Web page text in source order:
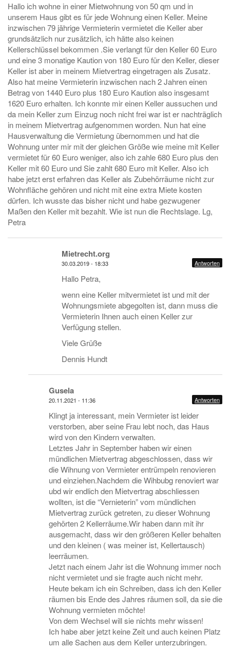
Hallo ich wohne in einer Mietwohnung von 50 qm und in
unserem Haus gibt es für jede Wohnung einen Keller. Meine
inzwischen 79 jährige Vermieterin vermietet die Keller aber
grundsätzlich nur zusätzlich, ich hätte also keinen
Kellerschlüssel bekommen .Sie verlangt für den Keller 60 Euro
und eine 3 monatige Kaution von 180 Euro für den Keller, dieser
Keller ist aber in meinem Mietvertrag eingetragen als Zusatz.
Also hat meine Vermieterin inzwischen nach 2 Jahren einen
Betrag von 1440 Euro plus 180 Euro Kaution also insgesamt
1620 Euro erhalten. Ich konnte mir einen Keller aussuchen und
da mein Keller zum Einzug noch nicht frei war ist er nachträglich
in meinem Mietvertrag aufgenommen worden. Nun hat eine
Hausverwaltung die Vermietung übernommen und hat die
Wohnung unter mir mit der gleichen Größe wie meine mit Keller
vermietet für 60 Euro weniger, also ich zahle 680 Euro plus den
Keller mit 60 Euro und Sie zahlt 680 Euro mit Keller. Also ich
habe jetzt erst erfahren das Keller als Zubehörräume nicht zur
Wohnfläche gehören und nicht mit eine extra Miete kosten
dürfen. Ich wusste das bisher nicht und habe gezwugener
Maßen den Keller mit bezahlt. Wie ist nun die Rechtslage. Lg,
Petra
Mietrecht.org
30.03.2019 - 18:33 Antworten
Hallo Petra,
wenn eine Keller mitvermietet ist und mit der
Wohnungsmiete abgegolten ist, dann muss die
Vermieterin Ihnen auch einen Keller zur
Verfügung stellen.
Viele Grüße
Dennis Hundt
Gusela
20.11.2021 - 11:36 Antworten
Klingt ja interessant, mein Vermieter ist leider
verstorben, aber seine Frau lebt noch, das Haus
wird von den Kindern verwalten.
Letztes Jahr in September haben wir einen
mündlichen Mietvertrag abgeschlossen, dass wir
die Wihnung von Vermieter entrümpeln renovieren
und einziehen.Nachdem die Wihbubg renoviert war
ubd wir endlich den Mietvertrag abschliessen
wollten, ist die “Vernieterin” vom mündlichen
Mietvertrag zurück getreten, zu dieser Wohnung
gehörten 2 Kellerräume.Wir haben dann mit ihr
ausgemacht, dass wir den größeren Keller behalten
und den kleinen ( was meiner ist, Kellertausch)
leerräumen.
Jetzt nach einem Jahr ist die Wohnung immer noch
nicht vermietet und sie fragte auch nicht mehr.
Heute bekam ich ein Schreiben, dass ich den Keller
räumen bis Ende des Jahres räumen soll, da sie die
Wohnung vermieten möchte!
Von dem Wechsel will sie nichts mehr wissen!
Ich habe aber jetzt keine Zeit und auch keinen Platz
um alle Sachen aus dem Keller unterzubringen.